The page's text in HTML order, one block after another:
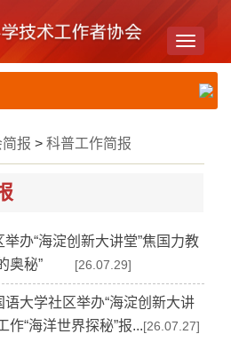
Toggle
报 > 科普工作简报
办“海淀创新大讲堂”焦国力教
的奥秘” [26.07.29]
大学社区举办“海淀创新大讲
作“海洋世界探秘”报...[26.07.27]